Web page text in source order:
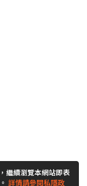
繼續瀏覽本網站即表
詳情請參閱私隱政